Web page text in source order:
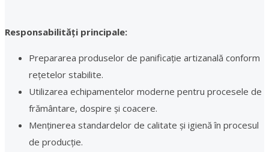
Responsabilități principale:
Prepararea produselor de panificație artizanală conform
rețetelor stabilite.
Utilizarea echipamentelor moderne pentru procesele de
frământare, dospire și coacere.
Menținerea standardelor de calitate și igienă în procesul
de producție.